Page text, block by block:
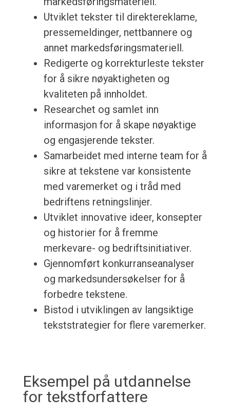
Utviklet tekster til direktereklame,
pressemeldinger, nettbannere og
annet markedsføringsmateriell.
Redigerte og korrekturleste tekster
for å sikre nøyaktigheten og
kvaliteten på innholdet.
Researchet og samlet inn
informasjon for å skape nøyaktige
og engasjerende tekster.
Samarbeidet med interne team for å
sikre at tekstene var konsistente
med varemerket og i tråd med
bedriftens retningslinjer.
Utviklet innovative ideer, konsepter
og historier for å fremme
merkevare- og bedriftsinitiativer.
Gjennomført konkurranseanalyser
og markedsundersøkelser for å
forbedre tekstene.
Bistod i utviklingen av langsiktige
tekststrategier for flere varemerker.
Eksempel på utdannelse
for tekstforfattere